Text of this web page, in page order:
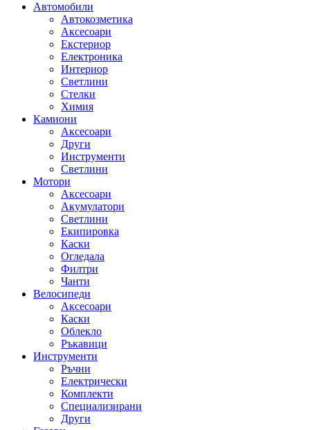
Автомобили
Автокозметика
Аксесоари
Екстериор
Електроника
Интериор
Светлини
Стелки
Химия
Камиони
Аксесоари
Други
Инструменти
Светлини
Мотори
Аксесоари
Акумулатори
Светлини
Екипировка
Каски
Огледала
Филтри
Чанти
Велосипеди
Аксесоари
Каски
Облекло
Ръкавици
Инструменти
Ръчни
Електрически
Комплекти
Специализирани
Други